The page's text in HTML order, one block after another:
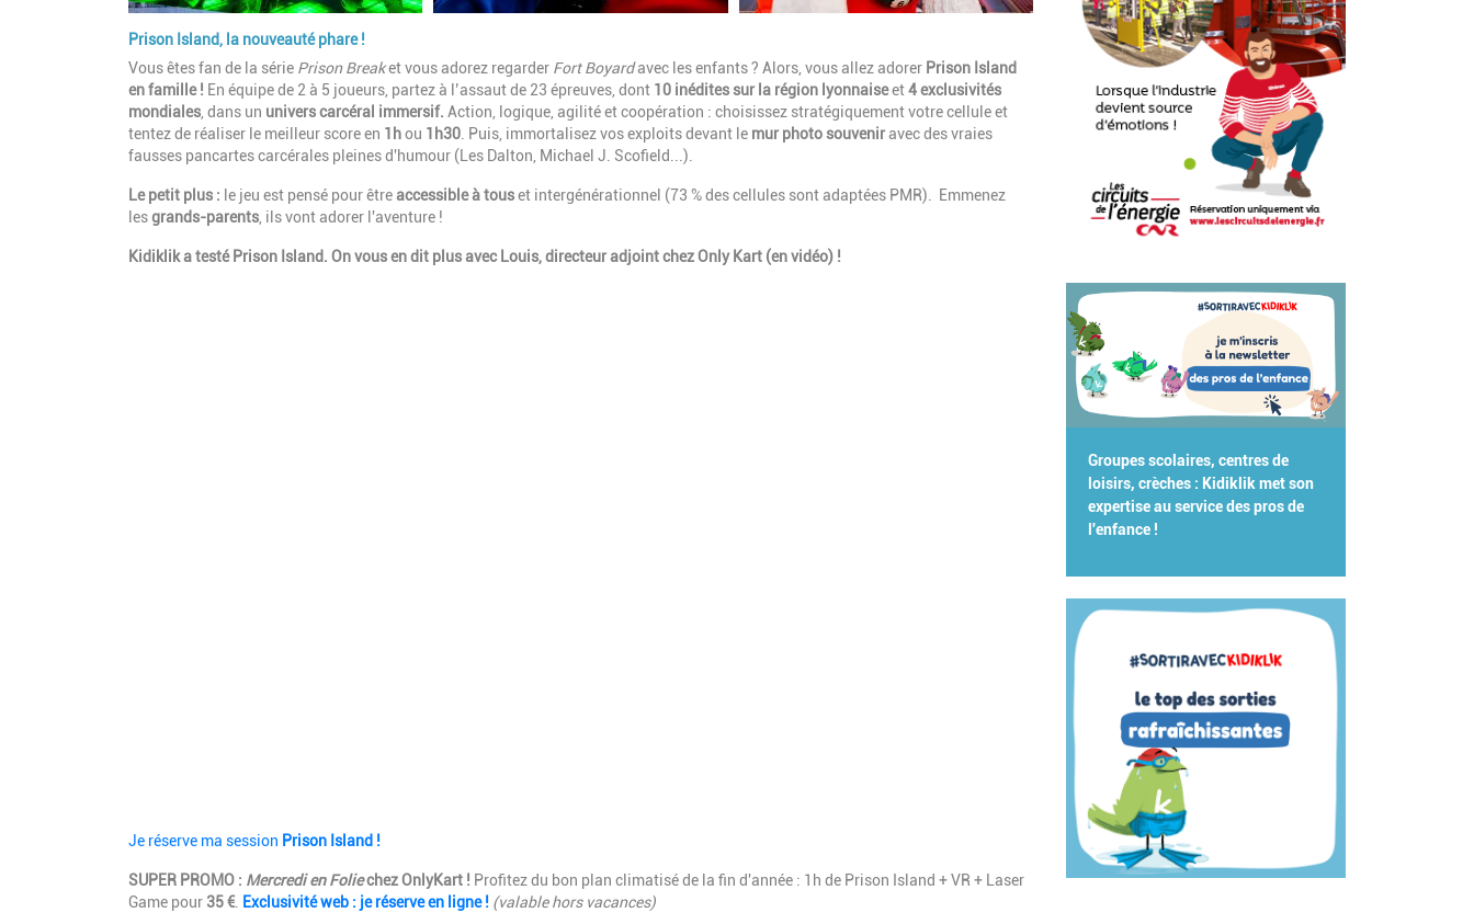
Prison Island, la nouveauté phare !
Vous êtes fan de la série Prison Breaket vous adorez regarder Fort Boyardavec les enfants ? Alors, vous allez adorer Prison Island
en famille ! En équipe de 2 à 5 joueurs, partez à l’assaut de 23 épreuves, dont 10 inédites sur la région lyonnaiseet4 exclusivités
mondiales , dans un univers carcéral immersif. Action, logique, agilité et coopération : choisissez stratégiquement votre cellule et
tentez de réaliser le meilleur score en 1hou 1h30 . Puis, immortalisez vos exploits devant le mur photo souveniravec des vraies
fausses pancartes carcérales pleines d'humour (Les Dalton, Michael J. Scofield...).
Le petit plus : le jeu est pensé pour êtreaccessible à touset intergénérationnel (73 % des cellules sont adaptées PMR). Emmenez
lesgrands-parents , ils vont adorer l'aventure !
Kidiklik a testé Prison Island. On vous en dit plus avec Louis, directeur adjoint chez Only Kart (en vidéo) !
Je réserve ma session Prison Island !
SUPER PROMO : Mercredi en Foliechez OnlyKart ! Profitez du bon plan climatisé de la fin d'année : 1h de Prison Island + VR + Laser
Game pour 35 €. Exclusivité web : je réserve en ligne ! (valable hors vacances)
Groupes scolaires, centres de
loisirs, crèches : Kidiklik met son
expertise au service des pros de
l'enfance !